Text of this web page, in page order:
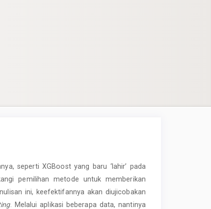
seperti XGBoost yang baru ‘lahir’ pada
pemilihan metode untuk memberikan
ini, keefektifannya akan diujicobakan
. Melalui aplikasi beberapa data, nantinya